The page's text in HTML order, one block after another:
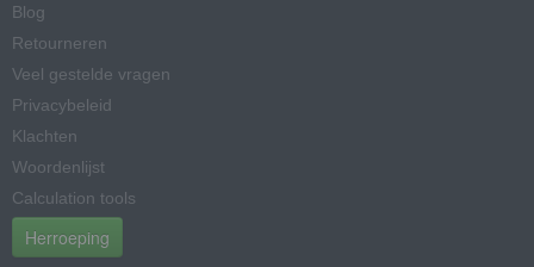
Blog
Retourneren
Veel gestelde vragen
Privacybeleid
Klachten
Woordenlijst
Calculation tools
Herroeping